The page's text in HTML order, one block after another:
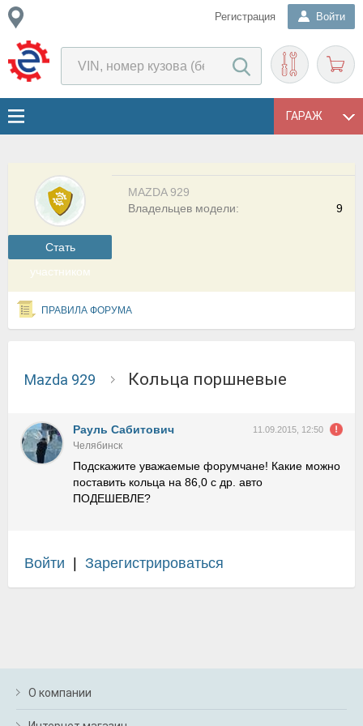
Регистрация Войти
ГАРАЖ
Cтать
участником
MAZDA 929
9
Владельцев модели:
ПРАВИЛА ФОРУМА
Mazda 929 Кольца поршневые
Рауль Сабитович 11.09.2015, 12:50
Челябинск
Подскажите уважаемые форумчане! Какие можно
поставить кольца на 86,0 с др. авто
ПОДЕШЕВЛЕ?
Войти Зарегистрироваться
О компании